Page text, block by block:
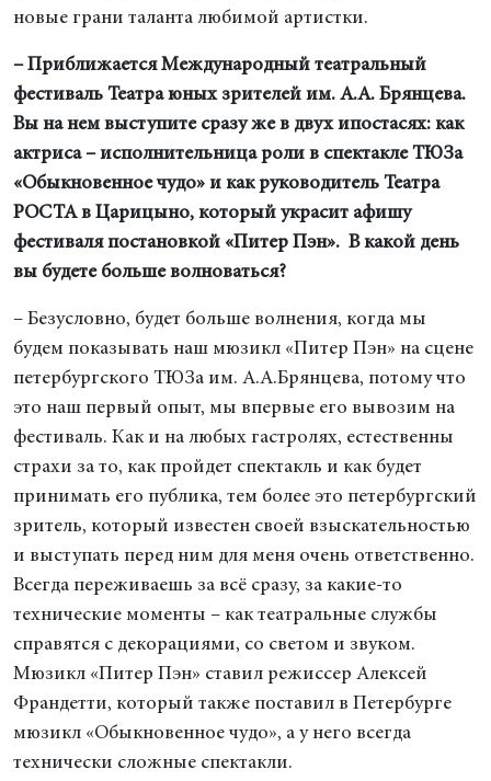
новые грани таланта любимой артистки.
– Приближается Международный театральный
фестиваль Театра юных зрителей им. А.А. Брянцева.
Вы на нем выступите сразу же в двух ипостасях: как
актриса – исполнительница роли в спектакле ТЮЗа
«Обыкновенное чудо» и как руководитель Театра
РОСТА в Царицыно, который украсит афишу
фестиваля постановкой «Питер Пэн». В какой день
вы будете больше волноваться?
– Безусловно, будет больше волнения, когда мы
будем показывать наш мюзикл «Питер Пэн» на сцене
петербургского ТЮЗа им. А.А.Брянцева, потому что
это наш первый опыт, мы впервые его вывозим на
фестиваль. Как и на любых гастролях, естественны
страхи за то, как пройдет спектакль и как будет
принимать его публика, тем более это петербургский
зритель, который известен своей взыскательностью
и выступать перед ним для меня очень ответственно.
Всегда переживаешь за всё сразу, за какие-то
технические моменты – как театральные службы
справятся с декорациями, со светом и звуком.
Мюзикл «Питер Пэн» ставил режиссер Алексей
Франдетти, который также поставил в Петербурге
мюзикл «Обыкновенное чудо», а у него всегда
технически сложные спектакли.